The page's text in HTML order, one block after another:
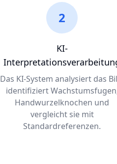
2
KI-
Das KI-System analysiert das
identifiziert
Handwurzelknochen und
vergleicht sie mit
Standardreferenzen.